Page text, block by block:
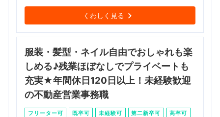
くわしく見る
服装・髪型・ネイル自由でおしゃれも楽
しめる♪残業ほぼなしでプライベートも
充実★年間休日120日以上！未経験歓迎
の不動産営業事務職
フリーター可 既卒可 未経験可 第二新卒可 高卒可